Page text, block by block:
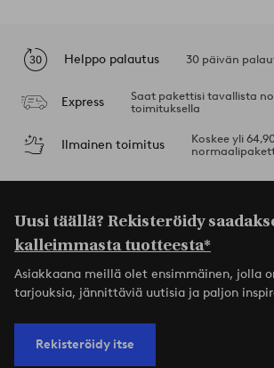
Helppo palautus 30 päivän
Express
Saat pakettisi tavallista
toimituksella
Ilmainen toimitus
Koskee yli
Uusi täällä? Rekisteröidy
kalleimmasta tuotteesta*
Asiakkaana meillä olet ensimmäinen, jolla
tarjouksia, jännittäviä uutisia ja paljon
Rekisteröidy itse